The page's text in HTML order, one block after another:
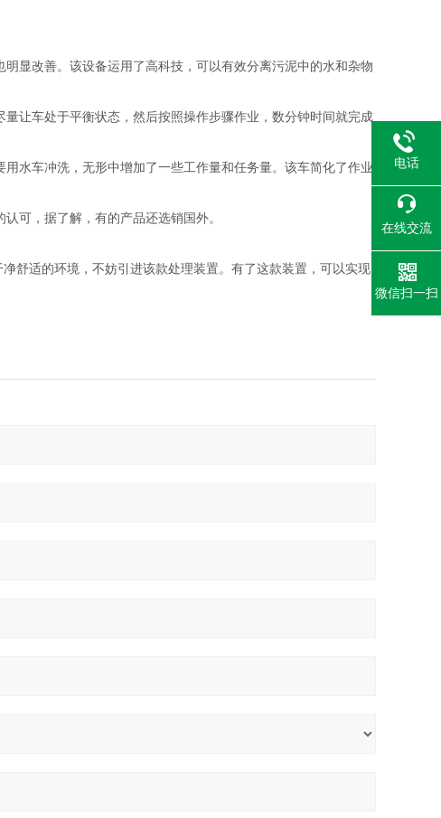
显改善。该设备运用了高科技，可以有效分离污泥中的水和杂物
让车处于平衡状态，然后按照操作步骤作业，数分钟时间就完成
水车冲洗，无形中增加了一些工作量和任务量。 该车简化了作业
可，据了解，有的产品还选销国外。
舒适的环境，不妨引进该款处理装置。有了这款装置，可以实现
电话
在线交流
微信扫一扫